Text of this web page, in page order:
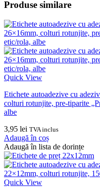
Produse similare
Quick View
Etichete autoadezive cu
colturi rotunjite, pre-tiparite
albe
3,95 lei TVA inclus
Adaugă în coș
Adaugă în lista de dorințe
Quick View